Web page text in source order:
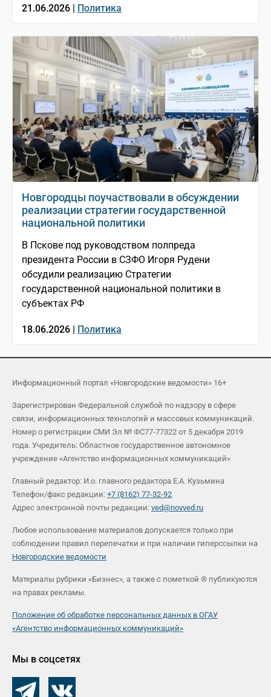
21.06.2026 | Политика
Новгородцы поучаствовали в обсуждении
реализации стратегии государственной
национальной политики
В Пскове под руководством полпреда
президента России в СЗФО Игоря Рудени
обсудили реализацию Стратегии
государственной национальной политики в
субъектах РФ
18.06.2026 | Политика
Информационный портал «Новгородские ведомости» 16+
Зарегистрирован Федеральной службой по надзору в сфере
связи, информационных технологий и массовых коммуникаций.
Номер о регистрации СМИ Эл № ФС77-77322 от 5 декабря 2019
года. Учредитель: Областное государственное автономное
учреждение «Агентство информационных коммуникаций»
Главный редактор: И.о. главного редактора Е.А. Кузьмина
Телефон/факс редакции: +7 (8162) 77-32-92
Адрес электронной почты редакции: ved@novved.ru
Любое использование материалов допускается только при
соблюдении правил перепечатки и при наличии гиперссылки на
Новгородские ведомости
Материалы рубрики «Бизнес», а также с пометкой ® публикуются
на правах рекламы.
Положение об обработке персональных данных в ОГАУ
«Агентство информационных коммуникаций»
Мы в соцсетях